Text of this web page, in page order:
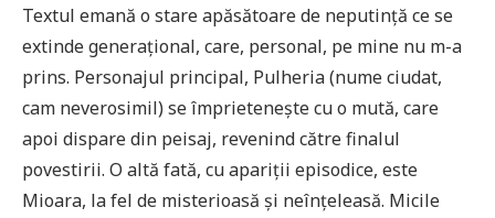
Textul emană o stare apăsătoare de neputință ce se
extinde generațional, care, personal, pe mine nu m-a
prins. Personajul principal, Pulheria (nume ciudat,
cam neverosimil) se împrietenește cu o mută, care
apoi dispare din peisaj, revenind către finalul
povestirii. O altă fată, cu apariții episodice, este
Mioara, la fel de misterioasă și neînțeleasă. Micile